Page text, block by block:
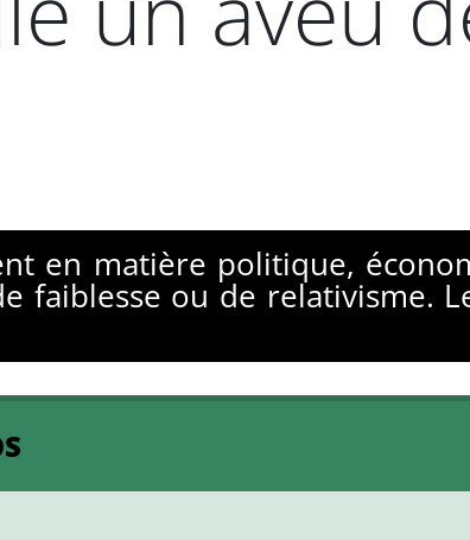
en matière politique,
faiblesse ou de relativisme.